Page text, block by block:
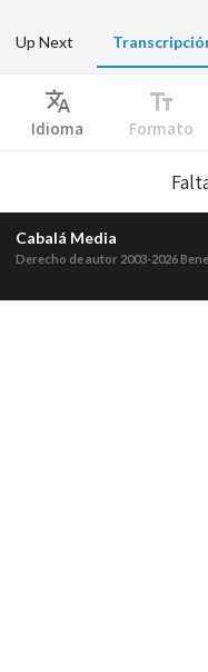
Up Next
Translate
Idioma
text_fields
Formato
Cabalá Media
Derecho de autor 2003-2026